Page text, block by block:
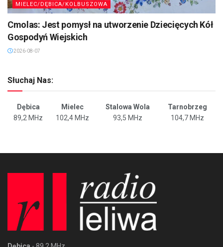
MIELEC/DĘBICA/KOLBUSZOWA
Cmolas: Jest pomysł na utworzenie Dziecięcych Kół
Gospodyń Wiejskich
2026-08-07
Słuchaj Nas:
Dębica Mielec Stalowa Wola
Tarnobrzeg
89,2 MHz
102,4 MHz 93,5 MHz 104,7 MHz